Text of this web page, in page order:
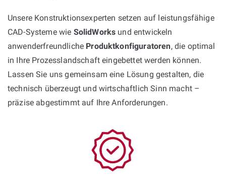
Unsere Konstruktionsexperten setzen auf leistungsfähige
CAD-Systeme wie SolidWorks und entwickeln
anwenderfreundliche Produktkonfiguratoren, die optimal
in Ihre Prozesslandschaft eingebettet werden können.
Lassen Sie uns gemeinsam eine Lösung gestalten, die
technisch überzeugt und wirtschaftlich Sinn macht –
präzise abgestimmt auf Ihre Anforderungen.